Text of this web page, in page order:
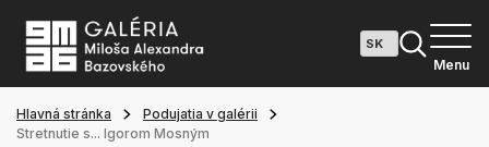
Menu
Hlavná stránka
Podujatia v galérii
Stretnutie s... Igorom Mosným